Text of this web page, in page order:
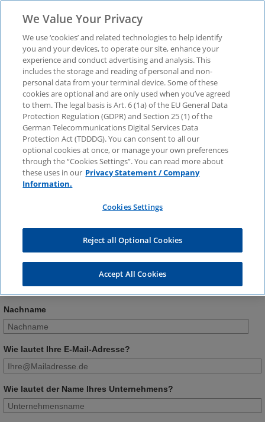
Consumer Barometer
01/23 – Fokusthema:
Loyalty-Apps
Immer mehr Händler bieten Kundenprogramme mit
diversen Vorteilen und Vergünstigungen an. Lesen
Sie, wer Kundenprogramme nutzt und welche
Nachname
Wie lautet Ihre E-Mail-Adresse?
Wie lautet der Name Ihres Unternehmens?
We Value Your Privacy
We use ‘cookies’ and related technologies to help identify
you and your devices, to operate our site, enhance your
experience and conduct advertising and analysis. This
includes the storage and reading of personal and non-
personal data from your terminal device. Some of these
cookies are optional and are only used when you’ve agreed
to them. The legal basis is Art. 6 (1a) of the EU General Data
Protection Regulation (GDPR) and Section 25 (1) of the
German Telecommunications Digital Services Data
Protection Act (TDDDG). You can consent to all our
optional cookies at once, or manage your own preferences
through the “Cookies Settings”. You can read more about
these uses in our Privacy Statement / Company
Information.
Cookies Settings
Reject all Optional Cookies
Accept All Cookies